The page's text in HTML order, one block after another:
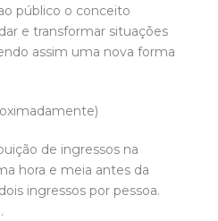
público o conceito
e transformar situações
assim uma nova forma
de ingressos na
hora e meia antes da
ingressos por pessoa.